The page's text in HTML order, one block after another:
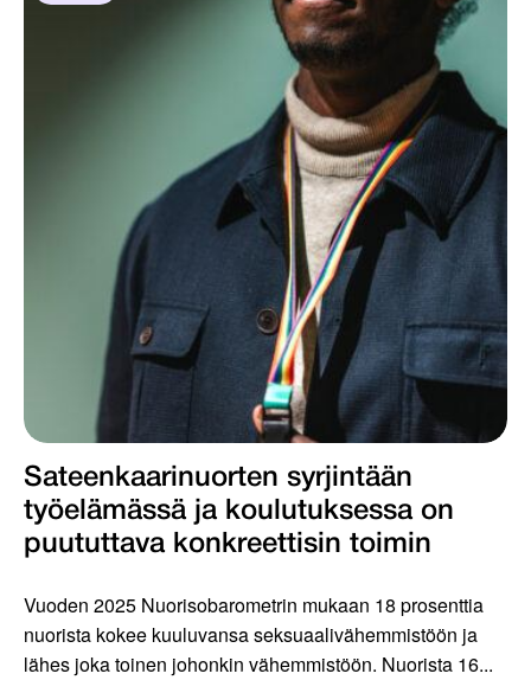
Sateenkaarinuorten syrjintään
työelämässä ja koulutuksessa on
puututtava konkreettisin toimin
Vuoden 2025 Nuorisobarometrin mukaan 18 prosenttia
nuorista kokee kuuluvansa seksuaalivähemmistöön ja
lähes joka toinen johonkin vähemmistöön. Nuorista 16...